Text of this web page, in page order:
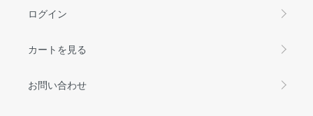
ログイン
カートを見る
お問い合わせ